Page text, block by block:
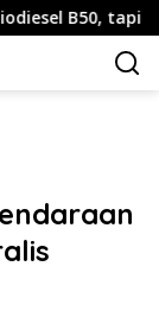
B50, tapi Ada